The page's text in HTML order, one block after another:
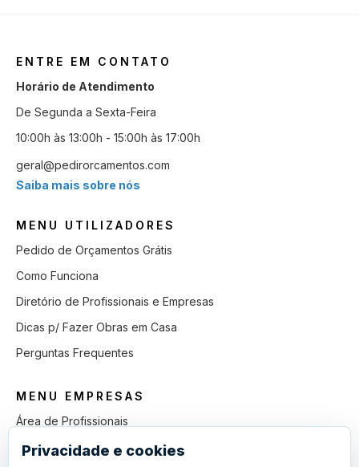
ENTRE EM CONTATO
Horário de Atendimento
De Segunda a Sexta-Feira
10:00h às 13:00h - 15:00h às 17:00h
geral@pedirorcamentos.com
Saiba mais sobre nós
MENU UTILIZADORES
Pedido de Orçamentos Grátis
Como Funciona
Diretório de Profissionais e Empresas
Dicas p/ Fazer Obras em Casa
Perguntas Frequentes
MENU EMPRESAS
Área de Profissionais
Como Funciona
Privacidade e cookies